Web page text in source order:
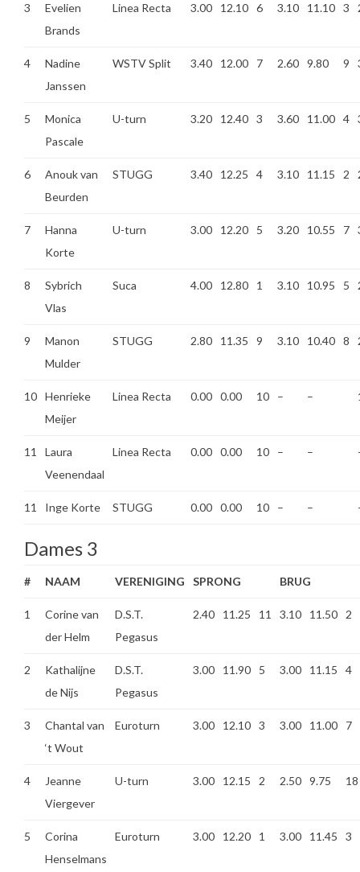
3
Evelien
Brands
Linea Recta 3.00 12.10 6 3.10 11.10 3
4
Nadine
Janssen
WSTV Split 3.40 12.00 7 2.60 9.80 9
5
Monica
Pascale
U-turn 3.20 12.40 3 3.60 11.00 4
6
Anouk van
Beurden
STUGG 3.40 12.25 4 3.10 11.15 2
7
Hanna
Korte
U-turn 3.00 12.20 5 3.20 10.55 7
8
Sybrich
Vlas
Suca 4.00 12.80 1 3.10 10.95 5
9
Manon
Mulder
STUGG 2.80 11.35 9 3.10 10.40 8
10 Henrieke
Meijer
Linea Recta 0.00 0.00 10 – –
11
Laura
Veenendaal
Linea Recta 0.00 0.00 10 – –
11 Inge Korte STUGG 0.00 0.00 10 – –
Dames 3
# NAAM VERENIGING SPRONG BRUG
1
Corine van
der Helm
D.S.T.
Pegasus
2.40 11.25 11 3.10 11.50 2
2
Kathalijne
de Nijs
D.S.T.
Pegasus
3.00 11.90 5 3.00 11.15 4
3
Chantal van
‘t Wout
Euroturn 3.00 12.10 3 3.00 11.00 7
4
Jeanne
Viergever
U-turn 3.00 12.15 2 2.50 9.75 18
5
Corina
Henselmans
Euroturn 3.00 12.20 1 3.00 11.45 3